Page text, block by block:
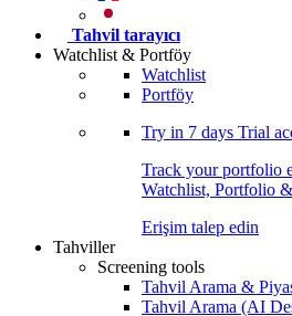
Tahvil tarayıcı
Watchlist & Portföy
Watchlist
Portföy
Try in 7 days Trial
Track your portfolio
Watchlist, Portfolio
Erişim talep edin
Tahviller
Screening tools
Tahvil Arama &
Tahvil Arama (AI